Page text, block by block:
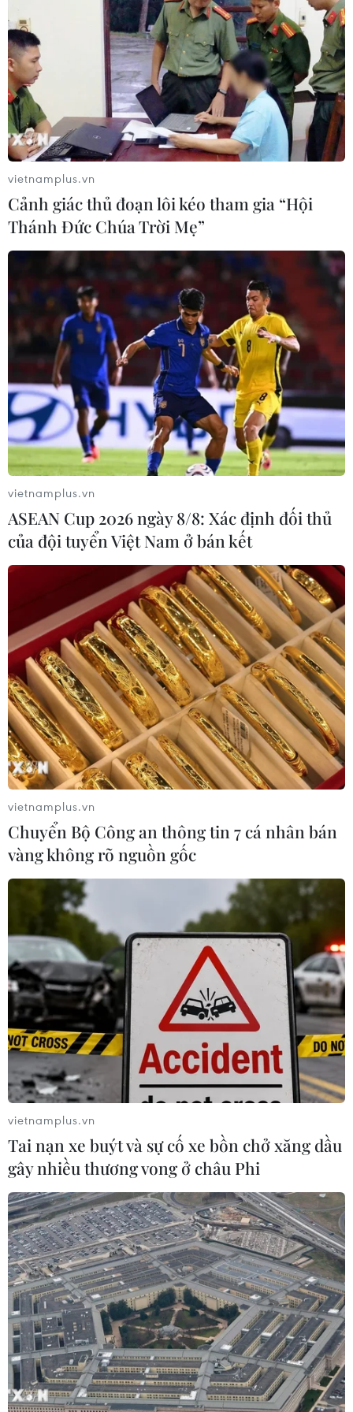
TIN CÙNG CHUYÊN MỤC
vietnamplus.vn
Cảnh giác thủ đoạn lôi kéo tham gia “Hội
Thánh Đức Chúa Trời Mẹ”
vietnamplus.vn
ASEAN Cup 2026 ngày 8/8: Xác định đối thủ
của đội tuyển Việt Nam ở bán kết
vietnamplus.vn
Chuyển Bộ Công an thông tin 7 cá nhân bán
vàng không rõ nguồn gốc
vietnamplus.vn
Tai nạn xe buýt và sự cố xe bồn chở xăng dầu
gây nhiều thương vong ở châu Phi